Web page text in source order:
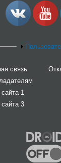
связь
1
сайта 3